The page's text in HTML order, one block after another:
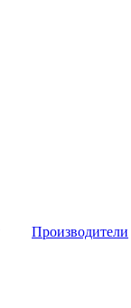
Производители